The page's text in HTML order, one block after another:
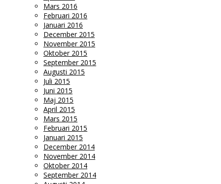
Mars 2016
Februari 2016
Januari 2016
December 2015
November 2015
Oktober 2015
September 2015
Augusti 2015
Juli 2015
Juni 2015
Maj 2015
April 2015
Mars 2015
Februari 2015
Januari 2015
December 2014
November 2014
Oktober 2014
September 2014